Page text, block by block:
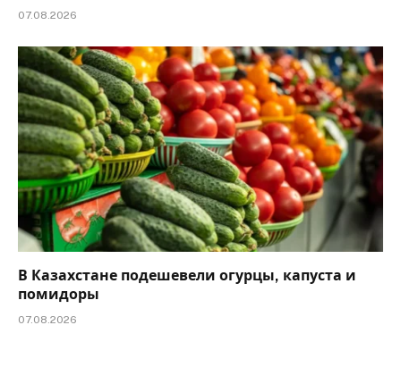
07.08.2026
В Казахстане подешевели огурцы, капуста и
помидоры
07.08.2026